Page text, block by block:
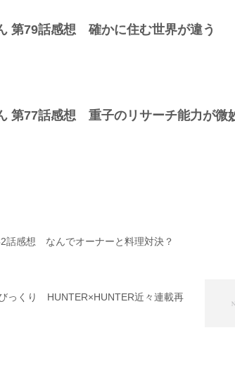
第79話感想 確かに住む世界が違う
第77話感想 重子のリサーチ能力が微
話感想 なんでオーナーと料理対決？
っくり HUNTER×HUNTER近々連載再